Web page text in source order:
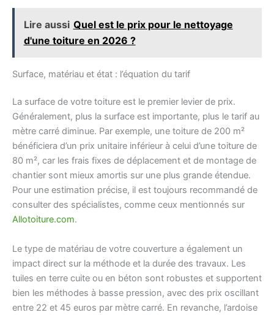
Lire aussi Quel est le prix pour le nettoyage
d'une toiture en 2026 ?
Surface, matériau et état : l’équation du tarif
La surface de votre toiture est le premier levier de prix.
Généralement, plus la surface est importante, plus le tarif au
mètre carré diminue. Par exemple, une toiture de 200 m²
bénéficiera d’un prix unitaire inférieur à celui d’une toiture de
80 m², car les frais fixes de déplacement et de montage de
chantier sont mieux amortis sur une plus grande étendue.
Pour une estimation précise, il est toujours recommandé de
consulter des spécialistes, comme ceux mentionnés sur
Allotoiture.com.
Le type de matériau de votre couverture a également un
impact direct sur la méthode et la durée des travaux. Les
tuiles en terre cuite ou en béton sont robustes et supportent
bien les méthodes à basse pression, avec des prix oscillant
entre 22 et 45 euros par mètre carré. En revanche, l’ardoise